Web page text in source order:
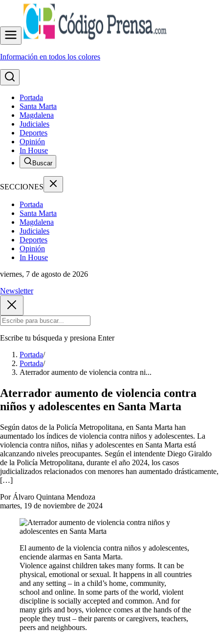
Información en todos los colores
Portada
Santa Marta
Magdalena
Judiciales
Deportes
Opinión
In House
Buscar
SECCIONES
Portada
Santa Marta
Magdalena
Judiciales
Deportes
Opinión
In House
viernes, 7 de agosto de 2026
Newsletter
Escribe tu búsqueda y presiona Enter
Portada/
Portada/
Aterrador aumento de violencia contra ni...
Aterrador aumento de violencia contra
niños y adolescentes en Santa Marta
Según datos de la Policía Metropolitana, en Santa Marta han
aumentado los índices de violencia contra niños y adolescentes. La
violencia contra niños, niñas y adolescentes en Santa Marta está
alcanzando niveles preocupantes. Según el intendente Diego Giraldo
de la Policía Metropolitana, durante el año 2024, los casos
judicializados relacionados con menores han aumentado drásticamente,
[…]
Por Álvaro Quintana Mendoza
martes, 19 de noviembre de 2024
El aumento de la violencia contra niños y adolescentes,
enciende alarmas en Santa Marta.
Violence against children takes many forms. It can be
physical, emotional or sexual. It happens in all countries
and any setting – in a child’s home, community,
school and online. In some parts of the world, violent
discipline is socially accepted and common. And for
many girls and boys, violence comes at the hands of the
people they trust – their parents or caregivers, teachers,
peers and neighbours.